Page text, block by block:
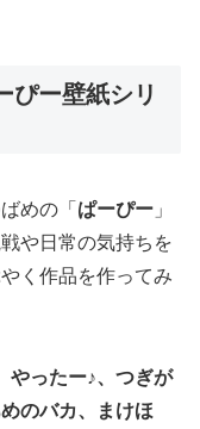
ぴー壁紙シリ
めの「 ぱーぴー 」
や日常の気持ちを
く作品を作ってみ
やったー♪、つぎが
のバカ、まけほ